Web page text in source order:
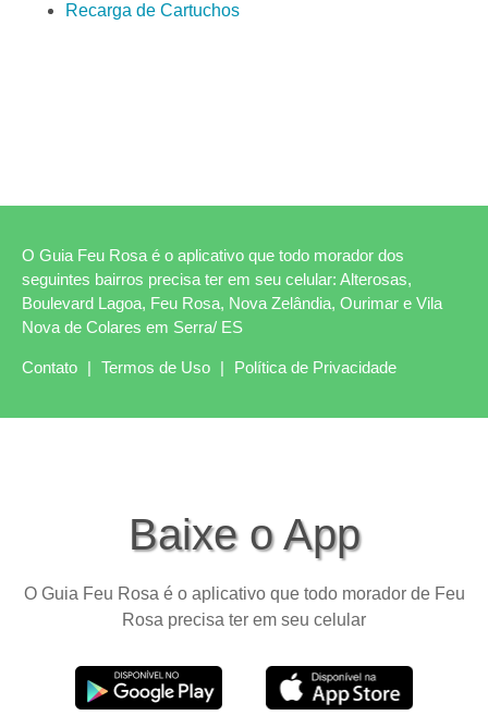
Recarga de Cartuchos
O Guia Feu Rosa é o aplicativo que todo morador dos
seguintes bairros precisa ter em seu celular: Alterosas,
Boulevard Lagoa, Feu Rosa, Nova Zelândia, Ourimar e Vila
Nova de Colares em Serra/ ES
Contato | Termos de Uso | Política de Privacidade
Baixe o App
O Guia Feu Rosa é o aplicativo que todo morador de Feu
Rosa precisa ter em seu celular